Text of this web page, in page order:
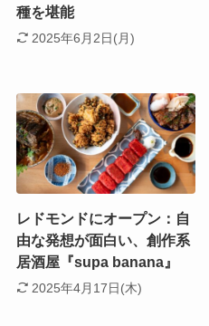
種を堪能
2025年6月2日(月)
レドモンドにオープン：自
由な発想が面白い、創作系
居酒屋『supa banana』
2025年4月17日(木)